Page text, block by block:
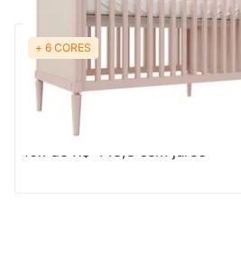
+ 6 CORES
Berço Mini Cama Natu Palha Natural -
Rosa Old
R$ 4.488,00
10x de R$ 448,8 sem juros